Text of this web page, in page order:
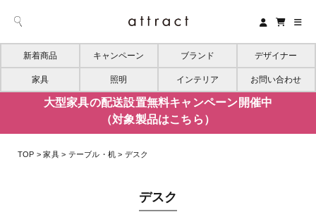
新着商品 キャンペーン ブランド デザイナー
家具 照明 インテリア お問い合わせ
大型家具の配送設置無料キャンペーン開催中
（対象製品はこちら）
TOP 家具 テーブル・机 デスク
デスク